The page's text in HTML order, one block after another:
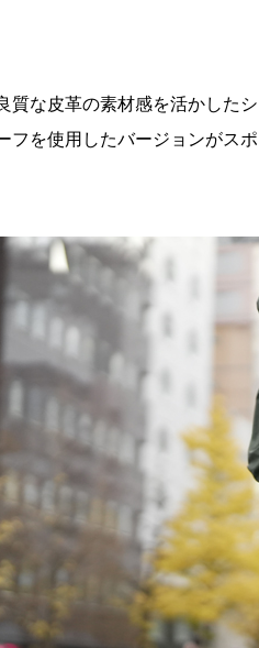
質な皮革の素材感を活かした
フを使用したバージョンがス